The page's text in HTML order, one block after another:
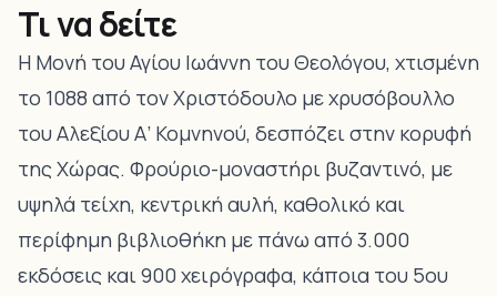
Τι να δείτε
Η Μονή του Αγίου Ιωάννη του Θεολόγου, χτισμένη
το 1088 από τον Χριστόδουλο με χρυσόβουλλο
του Αλεξίου Α’ Κομνηνού, δεσπόζει στην κορυφή
της Χώρας. Φρούριο-μοναστήρι βυζαντινό, με
υψηλά τείχη, κεντρική αυλή, καθολικό και
περίφημη βιβλιοθήκη με πάνω από 3.000
εκδόσεις και 900 χειρόγραφα, κάποια του 5ου